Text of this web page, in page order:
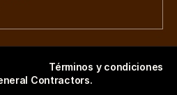
Términos y condiciones
Contractors.